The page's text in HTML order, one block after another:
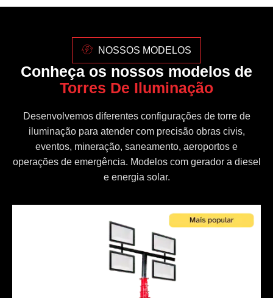
NOSSOS MODELOS
Conheça os nossos modelos de
Torres De Iluminação
Desenvolvemos diferentes configurações de torre de
iluminação para atender com precisão obras civis,
eventos, mineração, saneamento, aeroportos e
operações de emergência. Modelos com gerador a diesel
e energia solar.